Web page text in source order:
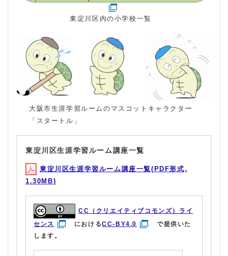
東淀川区内の小学校一覧
大阪市生涯学習ルームのマスコットキャラクター
「スタートル」
東淀川区生涯学習ルーム講座一覧
東淀川区生涯学習ルーム講座一覧(PDF形式,
1.30MB)
CC（クリエイティブコモンズ）ライ
センス
におけるCC-BY4.0
で提供いた
します。